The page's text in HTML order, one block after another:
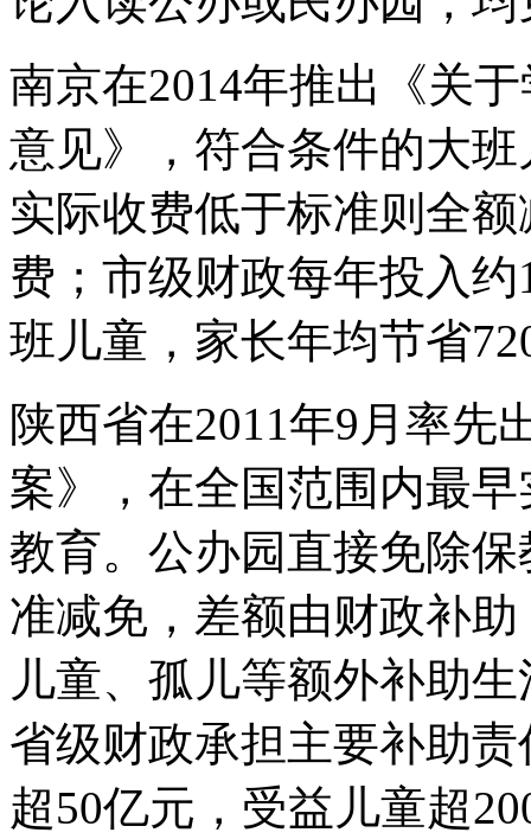
南京在2014年推出《关
意见》，符合条件的大
实际收费低于标准则全
费；市级财政每年投入
班儿童，家长年均节省
陕西省在2011年9月率先
案》，在全国范围内最
教育。公办园直接免除
准减免，差额由财政补
儿童、孤儿等额外补助
省级财政承担主要补助
超50亿元，受益儿童超